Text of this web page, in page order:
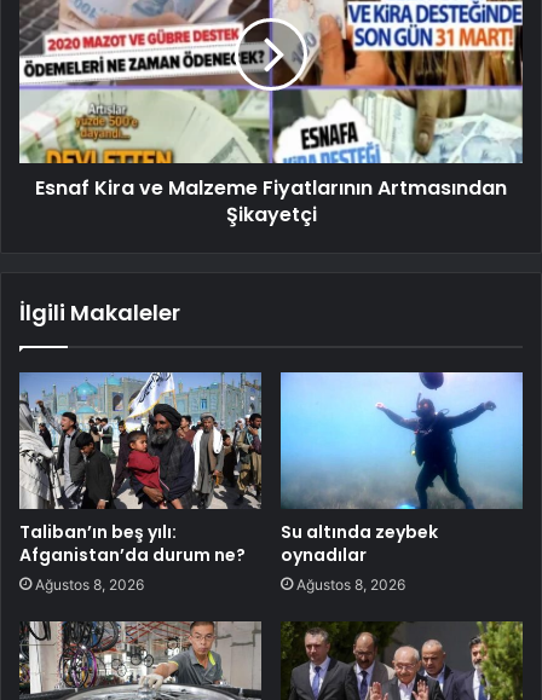
Esnaf Kira ve Malzeme Fiyatlarının Artmasından
Şikayetçi
İlgili Makaleler
Taliban’ın beş yılı:
Afganistan’da durum ne?
Ağustos 8, 2026
Su altında zeybek
oynadılar
Ağustos 8, 2026